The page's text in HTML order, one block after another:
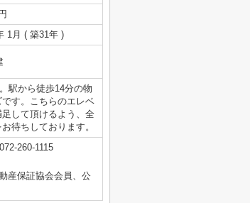
1月 ( 築31年 )
駅から徒歩14分の物
す。こちらのエレベ
して頂けるよう、全
待ちしております。
260-1115
産保証協会会員、公